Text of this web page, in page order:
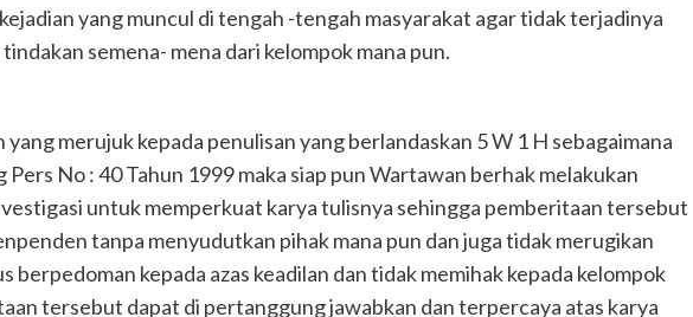
yang muncul di tengah -tengah masyarakat agar tidak terjadinya
semena- mena dari kelompok mana pun.
merujuk kepada penulisan yang berlandaskan 5 W 1 H sebagaimana
Pers No : 40 Tahun 1999 maka siap pun Wartawan berhak melakukan
untuk memperkuat karya tulisnya sehingga pemberitaan tersebut
tanpa menyudutkan pihak mana pun dan juga tidak merugikan
berpedoman kepada azas keadilan dan tidak memihak kepada kelompok
tersebut dapat di pertanggung jawabkan dan terpercaya atas karya